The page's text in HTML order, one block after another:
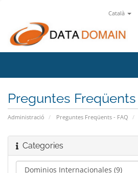
Català
Preguntes Freqüents
Administració Preguntes Freqüents - FAQ
Categories